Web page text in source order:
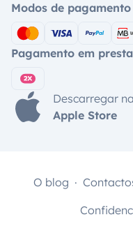
Modos de
Pagamento em
Descarregar na
Apple Store
O blog